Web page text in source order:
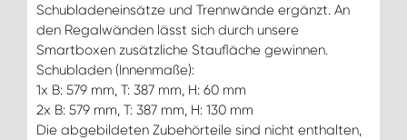
Schubladeneinsätze und Trennwände ergänzt. An
den Regalwänden lässt sich durch unsere
Smartboxen zusätzliche Staufläche gewinnen.
Schubladen (Innenmaße):
1x B: 579 mm, T: 387 mm, H: 60 mm
2x B: 579 mm, T: 387 mm, H: 130 mm
Die abgebildeten Zubehörteile sind nicht enthalten,